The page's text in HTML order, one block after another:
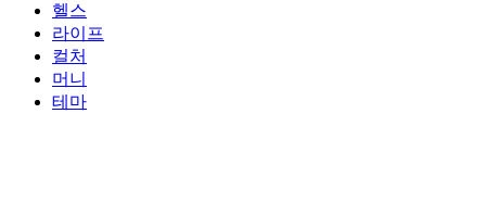
헬스
라이프
컬처
머니
테마